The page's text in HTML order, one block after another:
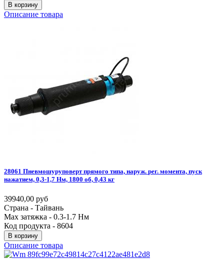
В корзину
Описание товара
28061 Пневмошуруповерт прямого типа, наруж. рег. момента, пуск
нажатием, 0,3-1,7 Нм, 1800 об, 0,43 кг
39940,00 руб
Страна - Тайвань
Max затяжка - 0.3-1.7 Нм
Код продукта - 8604
В корзину
Описание товара